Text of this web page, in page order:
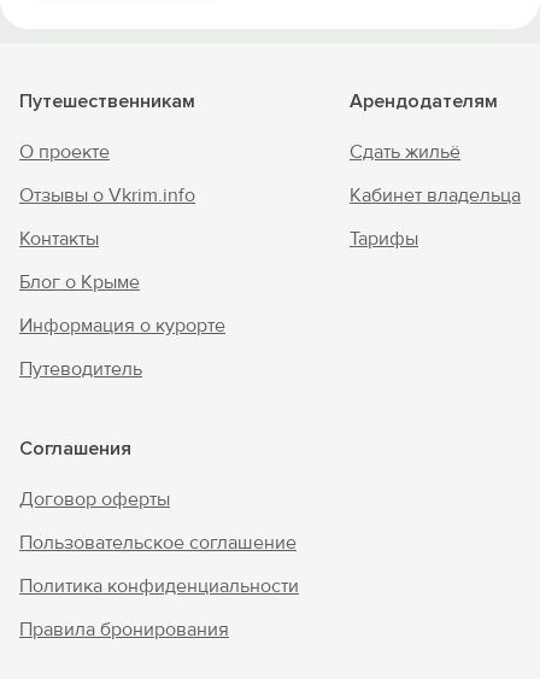
Путешественникам
О проекте
Отзывы о Vkrim.info
Контакты
Блог о Крыме
Информация о курорте
Путеводитель
Арендодателям
Сдать жильё
Кабинет владельца
Тарифы
Соглашения
Договор оферты
Пользовательское соглашение
Политика конфиденциальности
Правила бронирования